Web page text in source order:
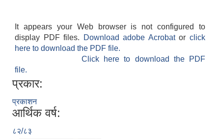
It appears your Web browser is not configured to
display PDF files.
Download adobe Acrobatorclick
here to download the PDF file.
Click here to download the PDF
file.
प्रकार:
प्रकाशन
आर्थिक वर्ष:
८२/८३